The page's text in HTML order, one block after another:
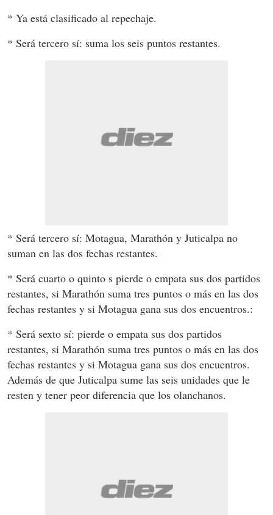
* Ya está clasificado al repechaje.
* Será tercero sí: suma los seis puntos restantes.
* Será tercero sí: Motagua, Marathón y Juticalpa no
suman en las dos fechas restantes.
* Será cuarto o quinto s pierde o empata sus dos partidos
restantes, si Marathón suma tres puntos o más en las dos
fechas restantes y si Motagua gana sus dos encuentros.:
* Será sexto sí: pierde o empata sus dos partidos
restantes, si Marathón suma tres puntos o más en las dos
fechas restantes y si Motagua gana sus dos encuentros.
Además de que Juticalpa sume las seis unidades que le
resten y tener peor diferencia que los olanchanos.